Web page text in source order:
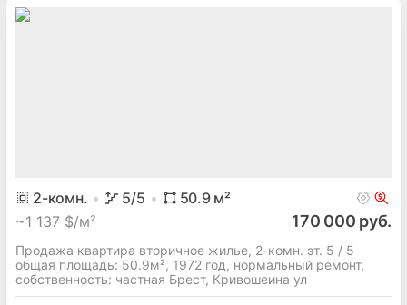
2-комн. 5/5 50.9м²
~1 137 $/м² 170 000 руб.
Продажа квартира вторичное жилье, 2-комн. эт. 5 / 5
общая площадь: 50.9м², 1972 год, нормальный ремонт,
собственность: частная Брест, Кривошеина ул